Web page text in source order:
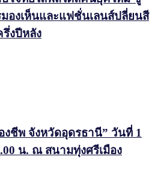
องเห็นและแฟชั่นเลนส์ปลี่ยนสี
งปีหลัง
ชีพ จังหวัดอุดรธานี” วันที่ 1
น. ณ สนามทุ่งศรีเมือง